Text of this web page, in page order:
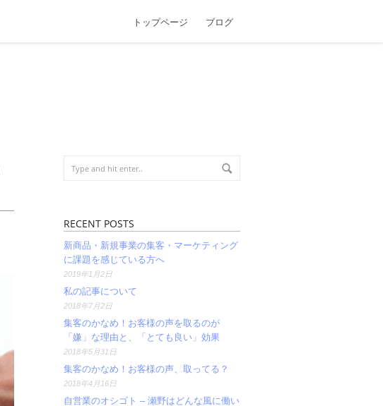
トップページ ブログ
RECENT POSTS
新商品・新規事業の集客・マーケティング
に課題を感じている方へ
2019年1月2日
私の記事について
2018年7月2日
集客のかなめ！お客様の声を取るのが
「嫌」な理由と、「とても良い」効果
2018年5月31日
集客のかなめ！お客様の声、取ってる？
2018年4月16日
自営業のオシゴト – 瀬野はどんな風に働い